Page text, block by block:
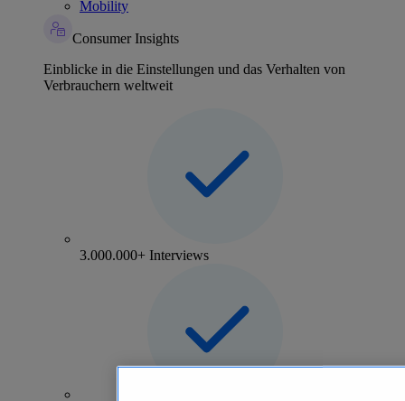
Mobility
Consumer Insights
Einblicke in die Einstellungen und das Verhalten von
Verbrauchern weltweit
3.000.000+ Interviews